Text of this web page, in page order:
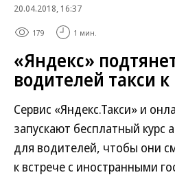
20.04.2018, 16:37
179 1 мин.
«Яндекс»
водителей такси
Сервис «Яндекс.Такси» и
запускают бесплатный курс
для водителей, чтобы они
к встрече с иностранными